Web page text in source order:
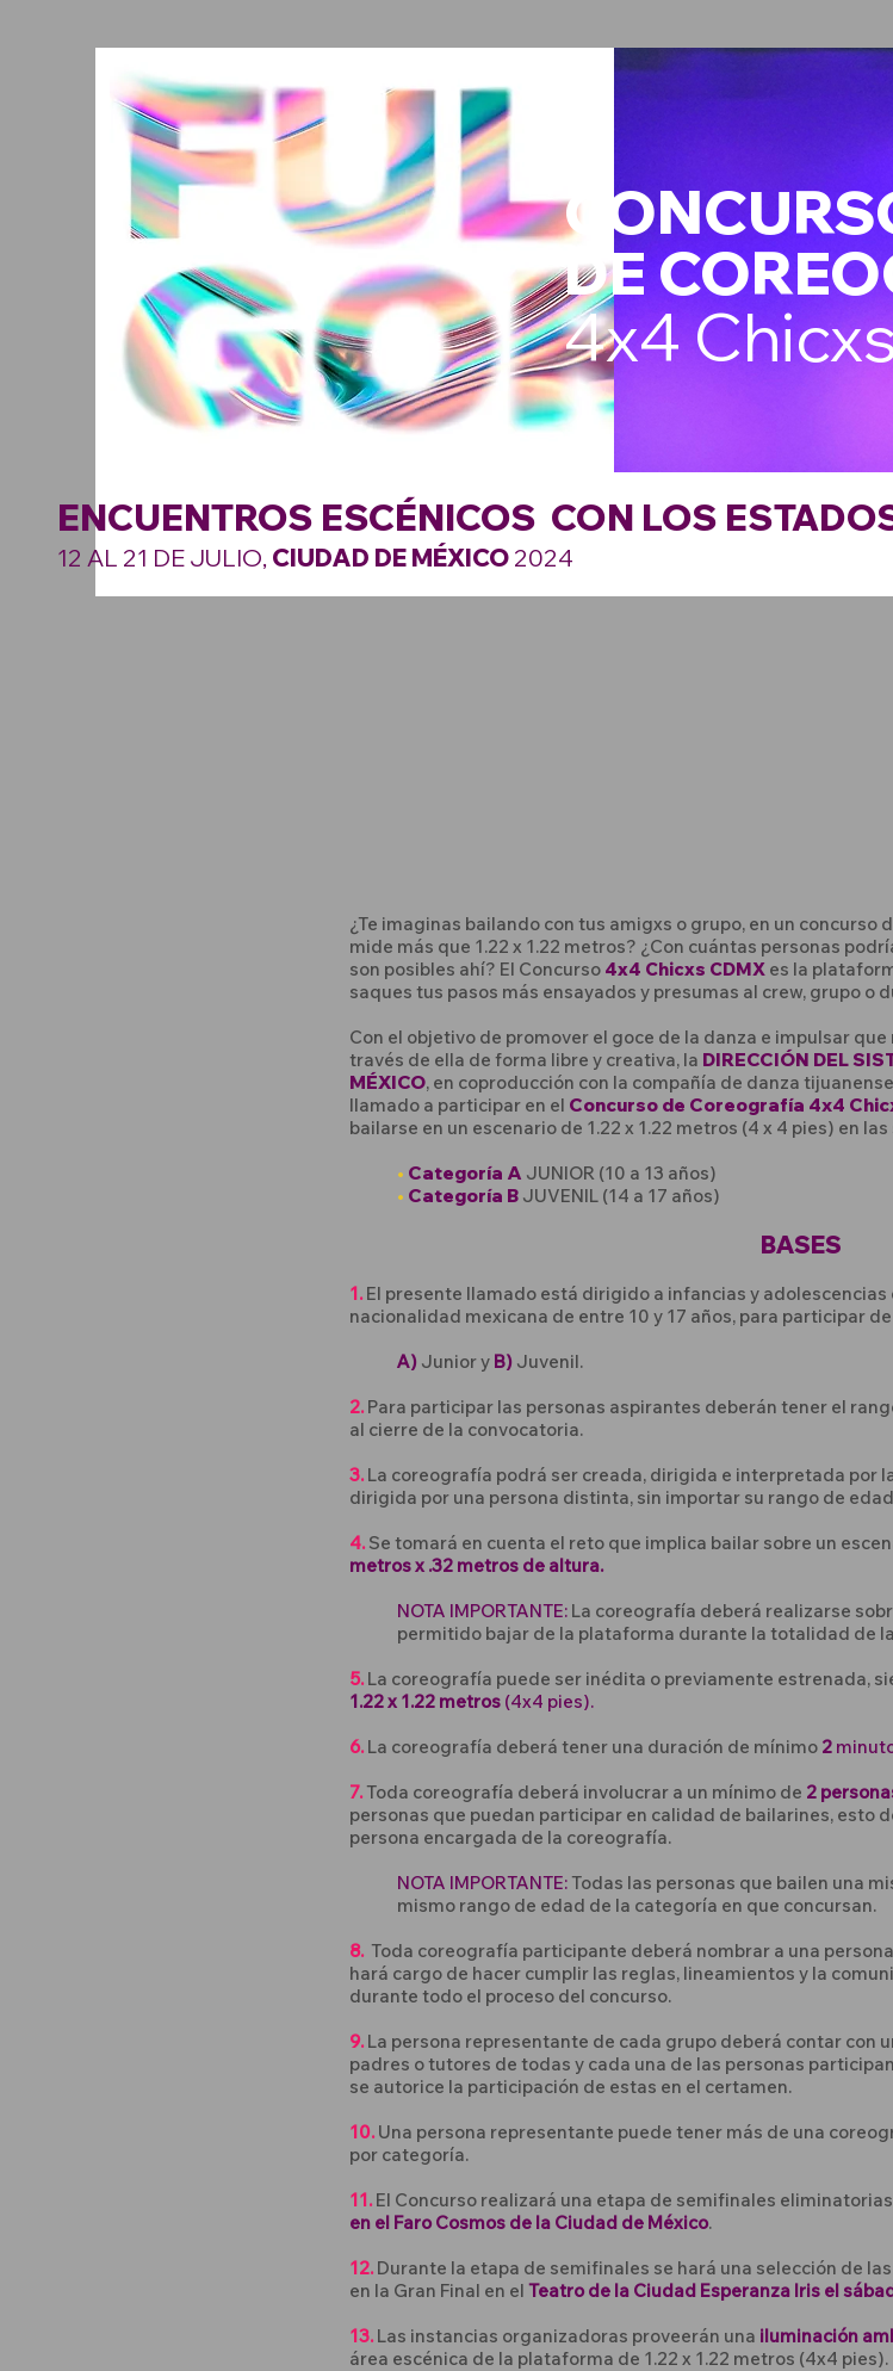
DE
4x4
ENCUENTROS ESCÉNICOS CON LOS
12 AL 21 DE JULIO, CIUDAD DE MÉXICO2024
¿Te imaginas bailando con tus amigxs o grupo, en un
mide más que 1.22 x 1.22 metros? ¿Con cuántas personas
son posibles ahí? El Concurso 4x4 Chicxs CDMX es la
saques tus pasos más ensayados y presumas al crew, grupo o
Con el objetivo de promover el goce de la danza e impulsar
través de ella de forma libre y creativa, la DIRECCIÓN DEL
MÉXICO, en coproducción con la compañía de danza tijuanense
llamado a participar en el Concurso de Coreografía 4x4
bailarse en un escenario de 1.22 x 1.22 metros (4 x 4 pies) en
• Categoría A JUNIOR (10 a 13 años)
• Categoría B JUVENIL (14 a 17 años)
BASES
1. El presente llamado está dirigido a infancias y
nacionalidad mexicana de entre 10 y 17 años, para participar
A) Junior y B) Juvenil.
2. Para participar las personas aspirantes deberán tener el
al cierre de la convocatoria.
3. La coreografía podrá ser creada, dirigida e interpretada por
dirigida por una persona distinta, sin importar su rango de
4. Se tomará en cuenta el reto que implica bailar sobre un
metros x .32 metros de altura.
NOTA IMPORTANTE: La coreografía deberá realizarse
permitido bajar de la plataforma durante la totalidad de
5. La coreografía puede ser inédita o previamente estrenada,
1.22 x 1.22 metros (4x4 pies).
6. La coreografía deberá tener una duración de mínimo 2
7. Toda coreografía deberá involucrar a un mínimo de 2
personas que puedan participar en calidad de bailarines, esto
persona encargada de la coreografía.
NOTA IMPORTANTE: Todas las personas que bailen una
mismo rango de edad de la categoría en que concursan.
8. Toda coreografía participante deberá nombrar a una persona
hará cargo de hacer cumplir las reglas, lineamientos y la
durante todo el proceso del concurso.
9. La persona representante de cada grupo deberá contar con
padres o tutores de todas y cada una de las personas
se autorice la participación de estas en el certamen.
10. Una persona representante puede tener más de una
por categoría.
11. El Concurso realizará una etapa de semifinales
en el Faro Cosmos de la Ciudad de México.
12. Durante la etapa de semifinales se hará una selección de
en la Gran Final en el Teatro de la Ciudad Esperanza Iris el
13. Las instancias organizadoras proveerán una iluminación
área escénica de la plataforma de 1.22 x 1.22 metros (4x4 pies).